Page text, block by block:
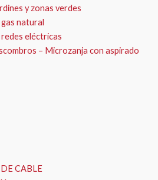
y zonas verdes
natural
eléctricas
– Microzanja con aspirado
CABLE